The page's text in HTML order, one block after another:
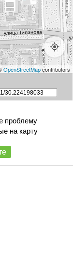
OpenStreetMapcontributors
проблему
на карту